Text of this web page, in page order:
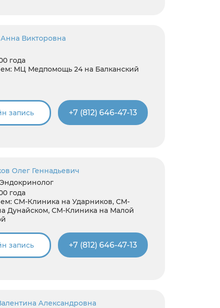
Викторовна
года
МЦ Медпомощь 24 на Балканский
запись +7 (812) 646-47-13
Олег Геннадьевич
года
СМ-Клиника на Ударников, СМ-
Дунайском, СМ-Клиника на Малой
запись +7 (812) 646-47-13
Александровна